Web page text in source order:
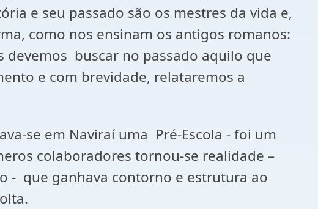
e seu passado são os mestres da vida e,
como nos ensinam os antigos romanos:
devemos buscar no passado aquilo que
e com brevidade, relataremos a
se em Naviraí uma Pré-Escola - foi um
colaboradores tornou-se realidade –
- que ganhava contorno e estrutura ao